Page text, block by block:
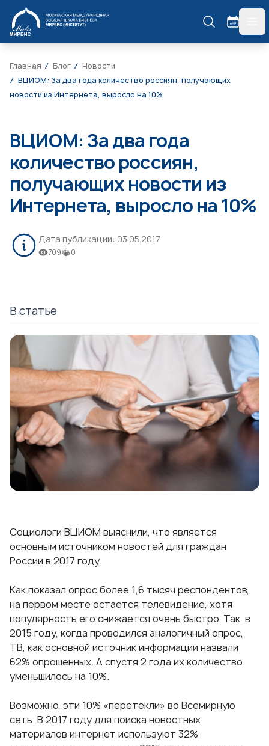
МИРБИС
Главная Блог
Новости
ВЦИОМ: За два года количество россиян, получающих
новости из Интернета, выросло на 10%
ВЦИОМ: За два года
количество россиян,
получающих новости из
Интернета, выросло на 10%
Дата публикации: 03.05.2017
709 0
В статье
Социологи ВЦИОМ выяснили, что является
основным источником новостей для граждан
России в 2017 году.
Как показал опрос более 1,6 тысяч респондентов,
на первом месте остается телевидение, хотя
популярность его снижается очень быстро. Так, в
2015 году, когда проводился аналогичный опрос,
ТВ, как основной источник информации назвали
62% опрошенных. А спустя 2 года их количество
уменьшилось на 10%.
Возможно, эти 10% «перетекли» во Всемирную
сеть. В 2017 году для поиска новостных
материалов интернет используют 32%